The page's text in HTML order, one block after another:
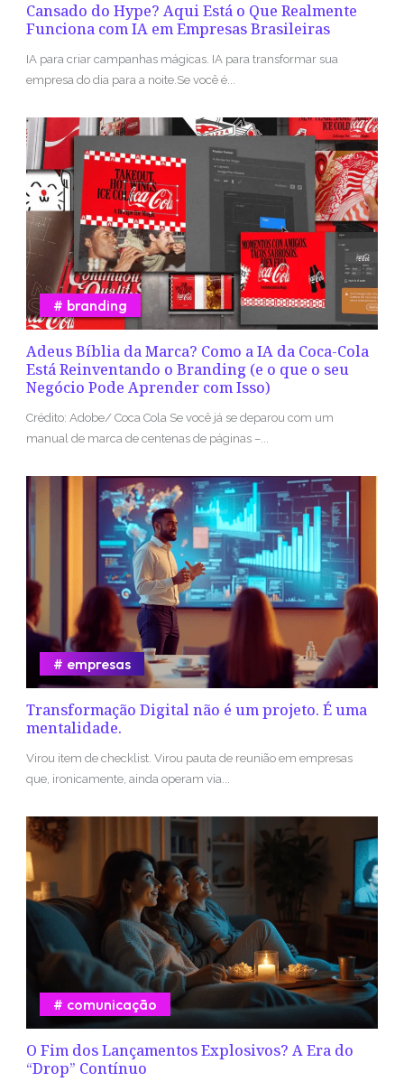
Cansado do Hype? Aqui Está o Que Realmente
Funciona com IA em Empresas Brasileiras
IA para criar campanhas mágicas. IA para transformar sua
empresa do dia para a noite.Se você é...
Adeus Bíblia da Marca? Como a IA da Coca-Cola
Está Reinventando o Branding (e o que o seu
Negócio Pode Aprender com Isso)
branding
Crédito: Adobe/ Coca Cola Se você já se deparou com um
manual de marca de centenas de páginas –...
Transformação Digital não é um projeto. É uma
mentalidade.
empresas
Virou item de checklist. Virou pauta de reunião em empresas
que, ironicamente, ainda operam via...
O Fim dos Lançamentos Explosivos? A Era do
“Drop” Contínuo
comunicação